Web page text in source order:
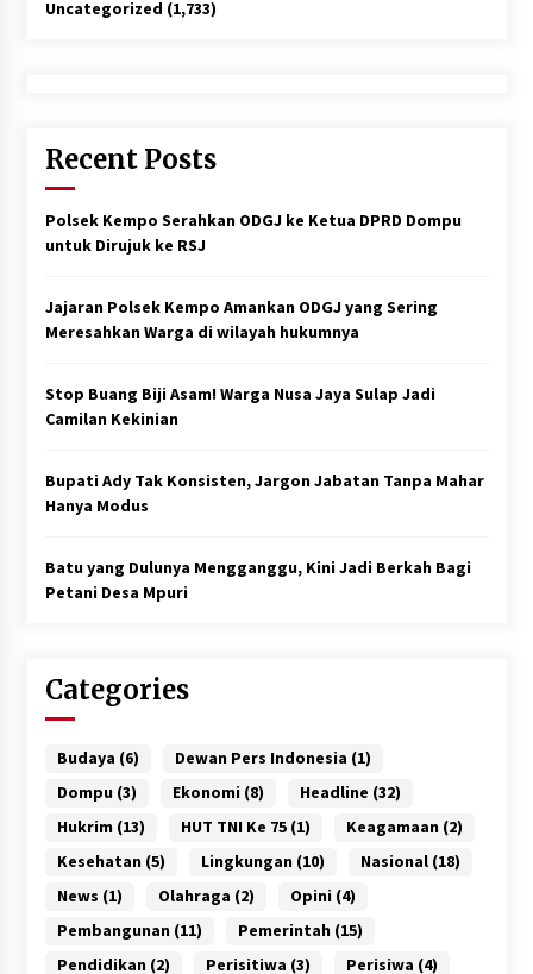
Uncategorized (1,733)
Recent Posts
Polsek Kempo Serahkan ODGJ ke Ketua DPRD Dompu
untuk Dirujuk ke RSJ
Jajaran Polsek Kempo Amankan ODGJ yang Sering
Meresahkan Warga di wilayah hukumnya
Stop Buang Biji Asam! Warga Nusa Jaya Sulap Jadi
Camilan Kekinian
Bupati Ady Tak Konsisten, Jargon Jabatan Tanpa Mahar
Hanya Modus
Batu yang Dulunya Mengganggu, Kini Jadi Berkah Bagi
Petani Desa Mpuri
Categories
Budaya (6) Dewan Pers Indonesia (1)
Dompu (3) Ekonomi (8) Headline (32)
Hukrim (13) HUT TNI Ke 75(1) Keagamaan (2)
Kesehatan (5) Lingkungan (10) Nasional(18)
News (1) Olahraga (2) Opini (4)
Pembangunan (11) Pemerintah (15)
Pendidikan (2) Perisitiwa (3) Perisiwa (4)